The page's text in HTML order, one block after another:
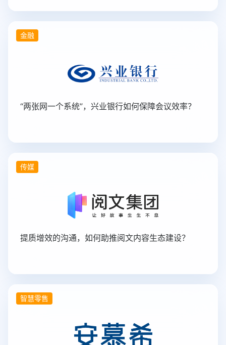
金融
“两张网一个系统”，兴业银行如何保障会议效率？
传媒
提质增效的沟通，如何助推阅文内容生态建设？
智慧零售